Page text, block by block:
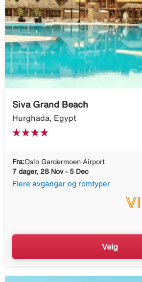
Siva Grand Beach
Hurghada, Egypt
Fra:Oslo Gardermoen Airport
7 dager, 28 Nov - 5 Dec
Flere avganger og romtyper
Velg